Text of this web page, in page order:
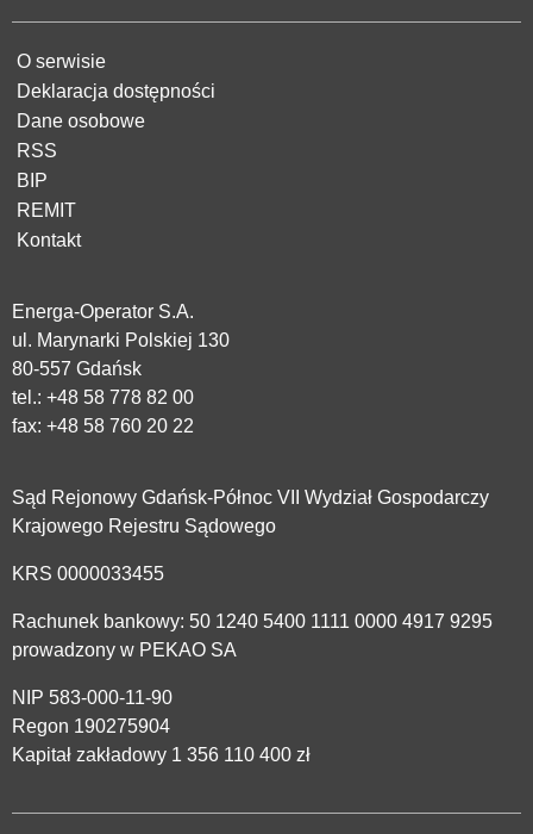
O serwisie
Deklaracja dostępności
Dane osobowe
RSS
BIP
REMIT
Kontakt
Energa-Operator S.A.
ul. Marynarki Polskiej 130
80-557 Gdańsk
tel.: +48 58 778 82 00
fax: +48 58 760 20 22
Sąd Rejonowy Gdańsk-Północ VII Wydział Gospodarczy
Krajowego Rejestru Sądowego
KRS 0000033455
Rachunek bankowy: 50 1240 5400 1111 0000 4917 9295
prowadzony w PEKAO SA
NIP 583-000-11-90
Regon 190275904
Kapitał zakładowy 1 356 110 400 zł